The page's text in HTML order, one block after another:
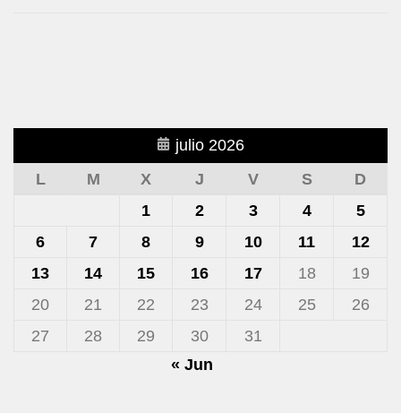
julio 2026
L
M X J V S
D
1
2 3 4
5
6
7 8 9 10 11
12
13
14 15 16 17 18
19
20
21 22 23 24 25
26
27
28 29 30
31
« Jun